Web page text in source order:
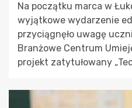
Na początku marca w
wyjątkowe wydarzenie
przyciągnęło uwagę
Branżowe Centrum
projekt zatytułowany